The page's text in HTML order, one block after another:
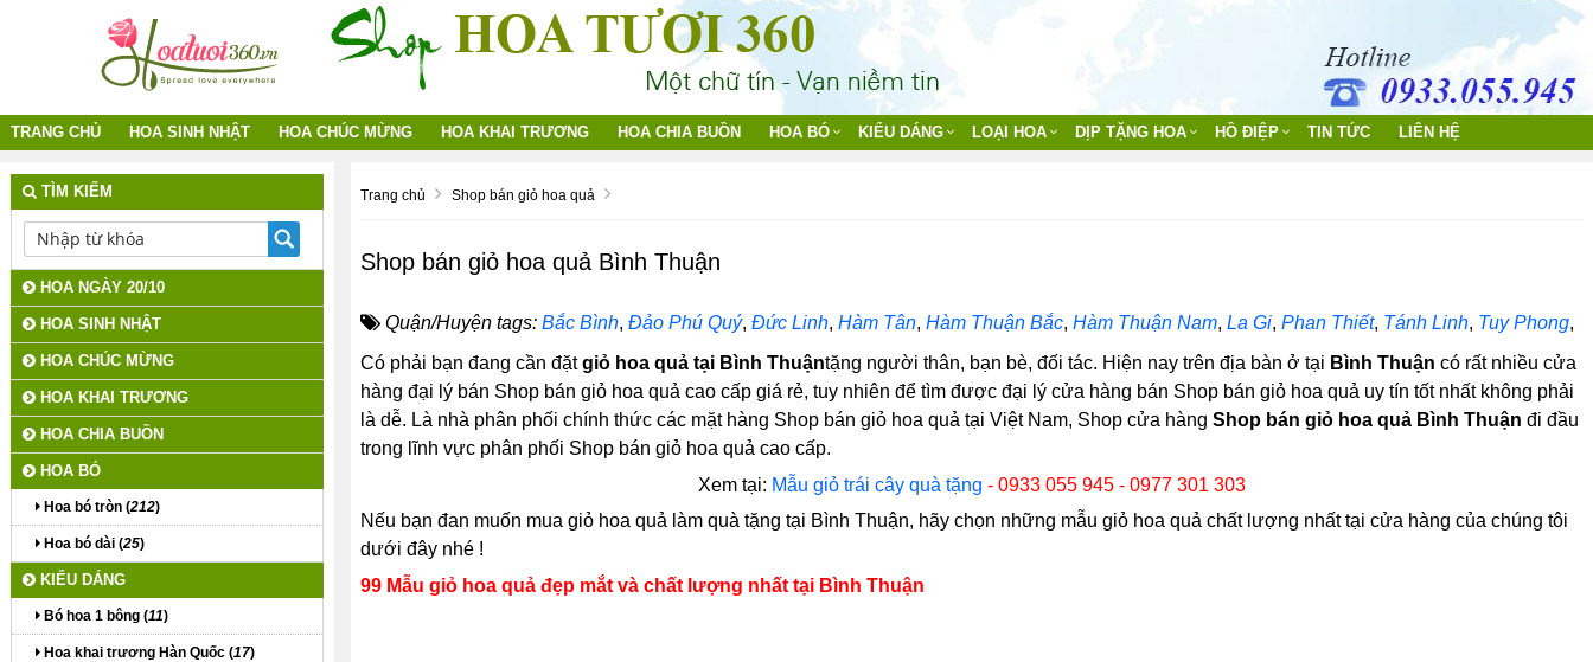
TRANG CHỦ HOA SINH NHẬT HOA CHÚC MỪNG HOA KHAI TRƯƠNG HOA CHIA BUỒN HOA BÓ KIỂU DÁNG LOẠI HOA DỊP TẶNG HOA HỒ ĐIỆP TIN TỨC LIÊN HỆ
Trang chủ Shop bán giỏ hoa quả
Shop bán giỏ hoa quả Bình Thuận
Quận/Huyện tags: Bắc Bình, Đảo Phú Quý, Đức Linh, Hàm Tân, Hàm Thuận Bắc, Hàm Thuận Nam, La Gi, Phan Thiết, Tánh Linh, Tuy Phong,
Có phải bạn đang cần đặtgiỏ hoa quả tại Bình Thuậntặng người thân, bạn bè, đối tác. Hiện nay trên địa bàn ở tại Bình Thuận có rất nhiều cửa
hàng đại lý bán Shop bán giỏ hoa quả cao cấp giá rẻ, tuy nhiên để tìm được đại lý cửa hàng bán Shop bán giỏ hoa quả uy tín tốt nhất không phải
là dễ. Là nhà phân phối chính thức các mặt hàng Shop bán giỏ hoa quả tại Việt Nam, Shop cửa hàng Shop bán giỏ hoa quả Bình Thuận đi đầu
trong lĩnh vực phân phối Shop bán giỏ hoa quả cao cấp.
Xem tại: Mẫu giỏ trái cây quà tặng - 0933 055 945 - 0977 301 303
Nếu bạn đan muốn mua giỏ hoa quả làm quà tặng tại Bình Thuận, hãy chọn những mẫu giỏ hoa quả chất lượng nhất tại cửa hàng của chúng tôi
dưới đây nhé !
99 Mẫu giỏ hoa quả đẹp mắt và chất lượng nhất tại Bình Thuận
TÌM KIẾM
HOA NGÀY 20/10
HOA SINH NHẬT
HOA CHÚC MỪNG
HOA KHAI TRƯƠNG
HOA CHIA BUỒN
HOA BÓ
Hoa bó tròn (212)
Hoa bó dài (25)
KIỂU DÁNG
Bó hoa 1 bông (11)
Hoa khai trương Hàn Quốc (17)